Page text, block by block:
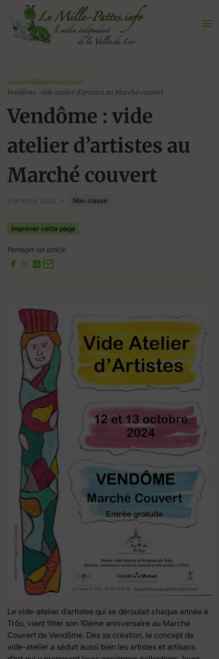
contenu
Accueil›Blog›Non classé›
Vendôme : vide atelier d’artistes au Marché couvert
Vendôme : vide
atelier d’artistes au
Marché couvert
9 octobre 2024 • Non classé
Imprimer cette page
Partager cet article
Le vide-atelier d’artistes qui se déroulait chaque année à
Trôo, vient fêter son 10ème anniversaire au Marché
Couvert de Vendôme. Dès sa création, le concept de
vide-atelier a séduit aussi bien les artistes et artisans